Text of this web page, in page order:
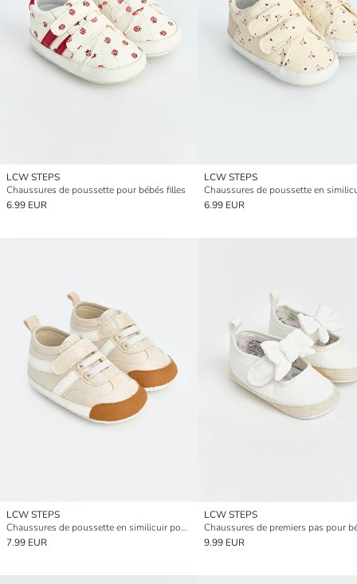
LCW STEPS
Chaussures de poussette pour bébés filles
6.99 EUR
LCW STEPS
6.99 EUR
LCW STEPS
Chaussures de poussette en similicuir pour bébés garçons
7.99 EUR
LCW STEPS
9.99 EUR